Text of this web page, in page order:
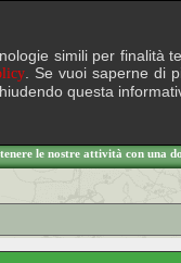
le nostre attività con una
simili per
. Se vuoi saperne di
questa